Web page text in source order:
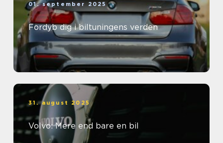
01. september 2025
Fordyb dig i biltuningens verden
31. august 2025
Volvo: Mere end bare en bil